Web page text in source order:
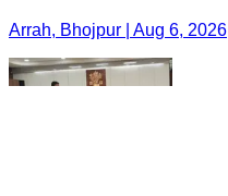
Arrah, Bhojpur | Aug 6, 2026